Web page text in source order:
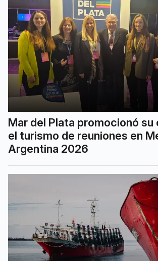
Mar del Plata promocionó
el turismo de reuniones en
Argentina 2026